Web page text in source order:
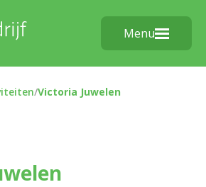
Menu
/Victoria Juwelen